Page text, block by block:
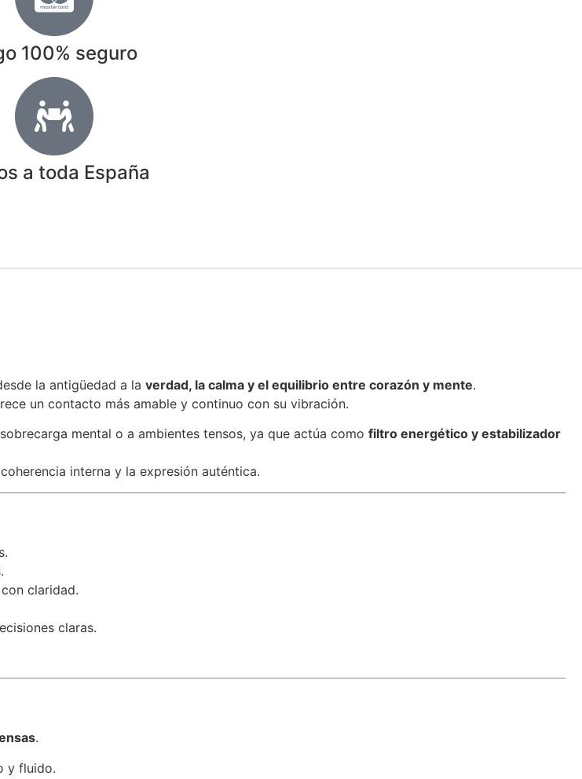
100% seguro
a toda España
la antigüedad a la verdad, la calma y el equilibrio entre corazón y mente.
un contacto más amable y continuo con su vibración.
mental o a ambientes tensos, ya que actúa como filtro energético y estabilizador
interna y la expresión auténtica.
claridad.
claras.
.
y fluido.